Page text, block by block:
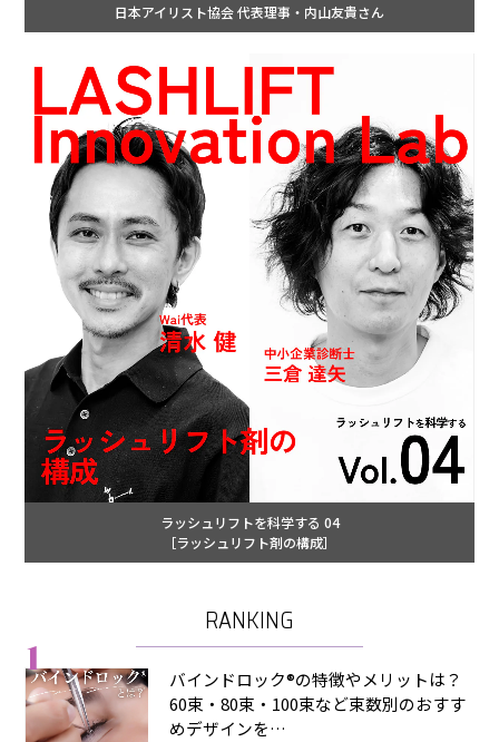
日本アイリスト協会 代表理事・内山友貴さん
ラッシュリフトを科学する 04
［ラッシュリフト剤の構成］
RANKING
1
バインドロック®の特徴やメリットは？
60束・80束・100束など束数別のおすす
めデザインを…